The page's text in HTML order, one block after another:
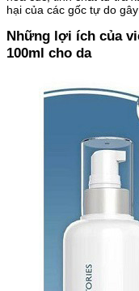
hại của các gốc tự do
Những lợi ích của
100ml cho da